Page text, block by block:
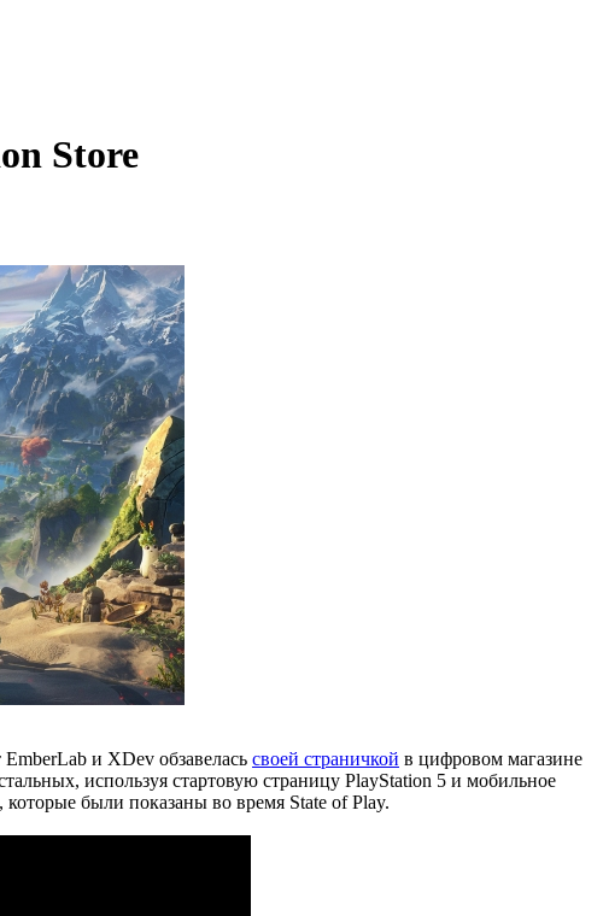
Store
и XDev обзавелась своей страничкой в цифровом магазине
используя стартовую страницу PlayStation 5 и мобильное
были показаны во время State of Play.